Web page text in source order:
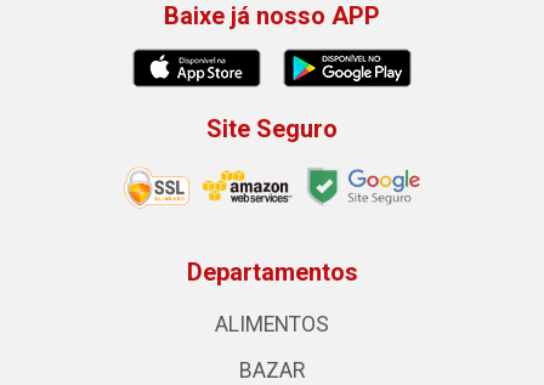
Baixe já nosso APP
Site Seguro
Departamentos
ALIMENTOS
BAZAR